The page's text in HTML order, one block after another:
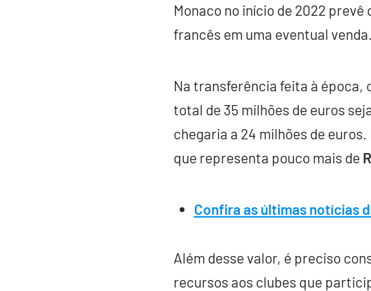
Monaco no início de 2022
francês em uma eventual venda.
Na transferência feita à época,
total de 35 milhões de euros
chegaria a 24 milhões de
que representa pouco mais de
Confira as últimas notícias
Além desse valor, é preciso
recursos aos clubes que